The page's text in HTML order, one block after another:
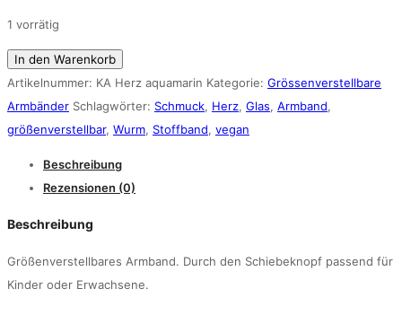
1 vorrätig
Armband
Herz
aquamarin
Menge
In den Warenkorb
Artikelnummer: KA Herz aquamarin Kategorie: Grössenverstellbare
Armbänder Schlagwörter: Schmuck, Herz, Glas, Armband,
größenverstellbar, Wurm, Stoffband, vegan
Beschreibung
Rezensionen (0)
Beschreibung
Größenverstellbares Armband. Durch den Schiebeknopf passend für
Kinder oder Erwachsene.